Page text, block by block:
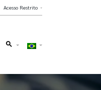
search
Acesso Restrito